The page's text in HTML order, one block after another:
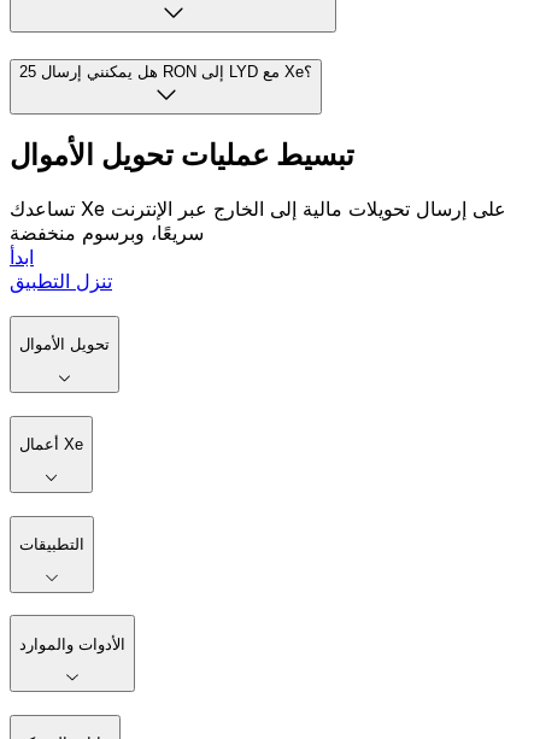
هل يمكنني إرسال 25 RON إلى LYD مع Xe؟
تبسيط عمليات تحويل الأموال
تساعدك Xe على إرسال تحويلات مالية إلى الخارج عبر الإنترنت
سريعًا، وبرسوم منخفضة
ابدأ
تنزل التطبيق
تحويل الأموال
أعمال Xe
التطبيقات
الأدوات والموارد